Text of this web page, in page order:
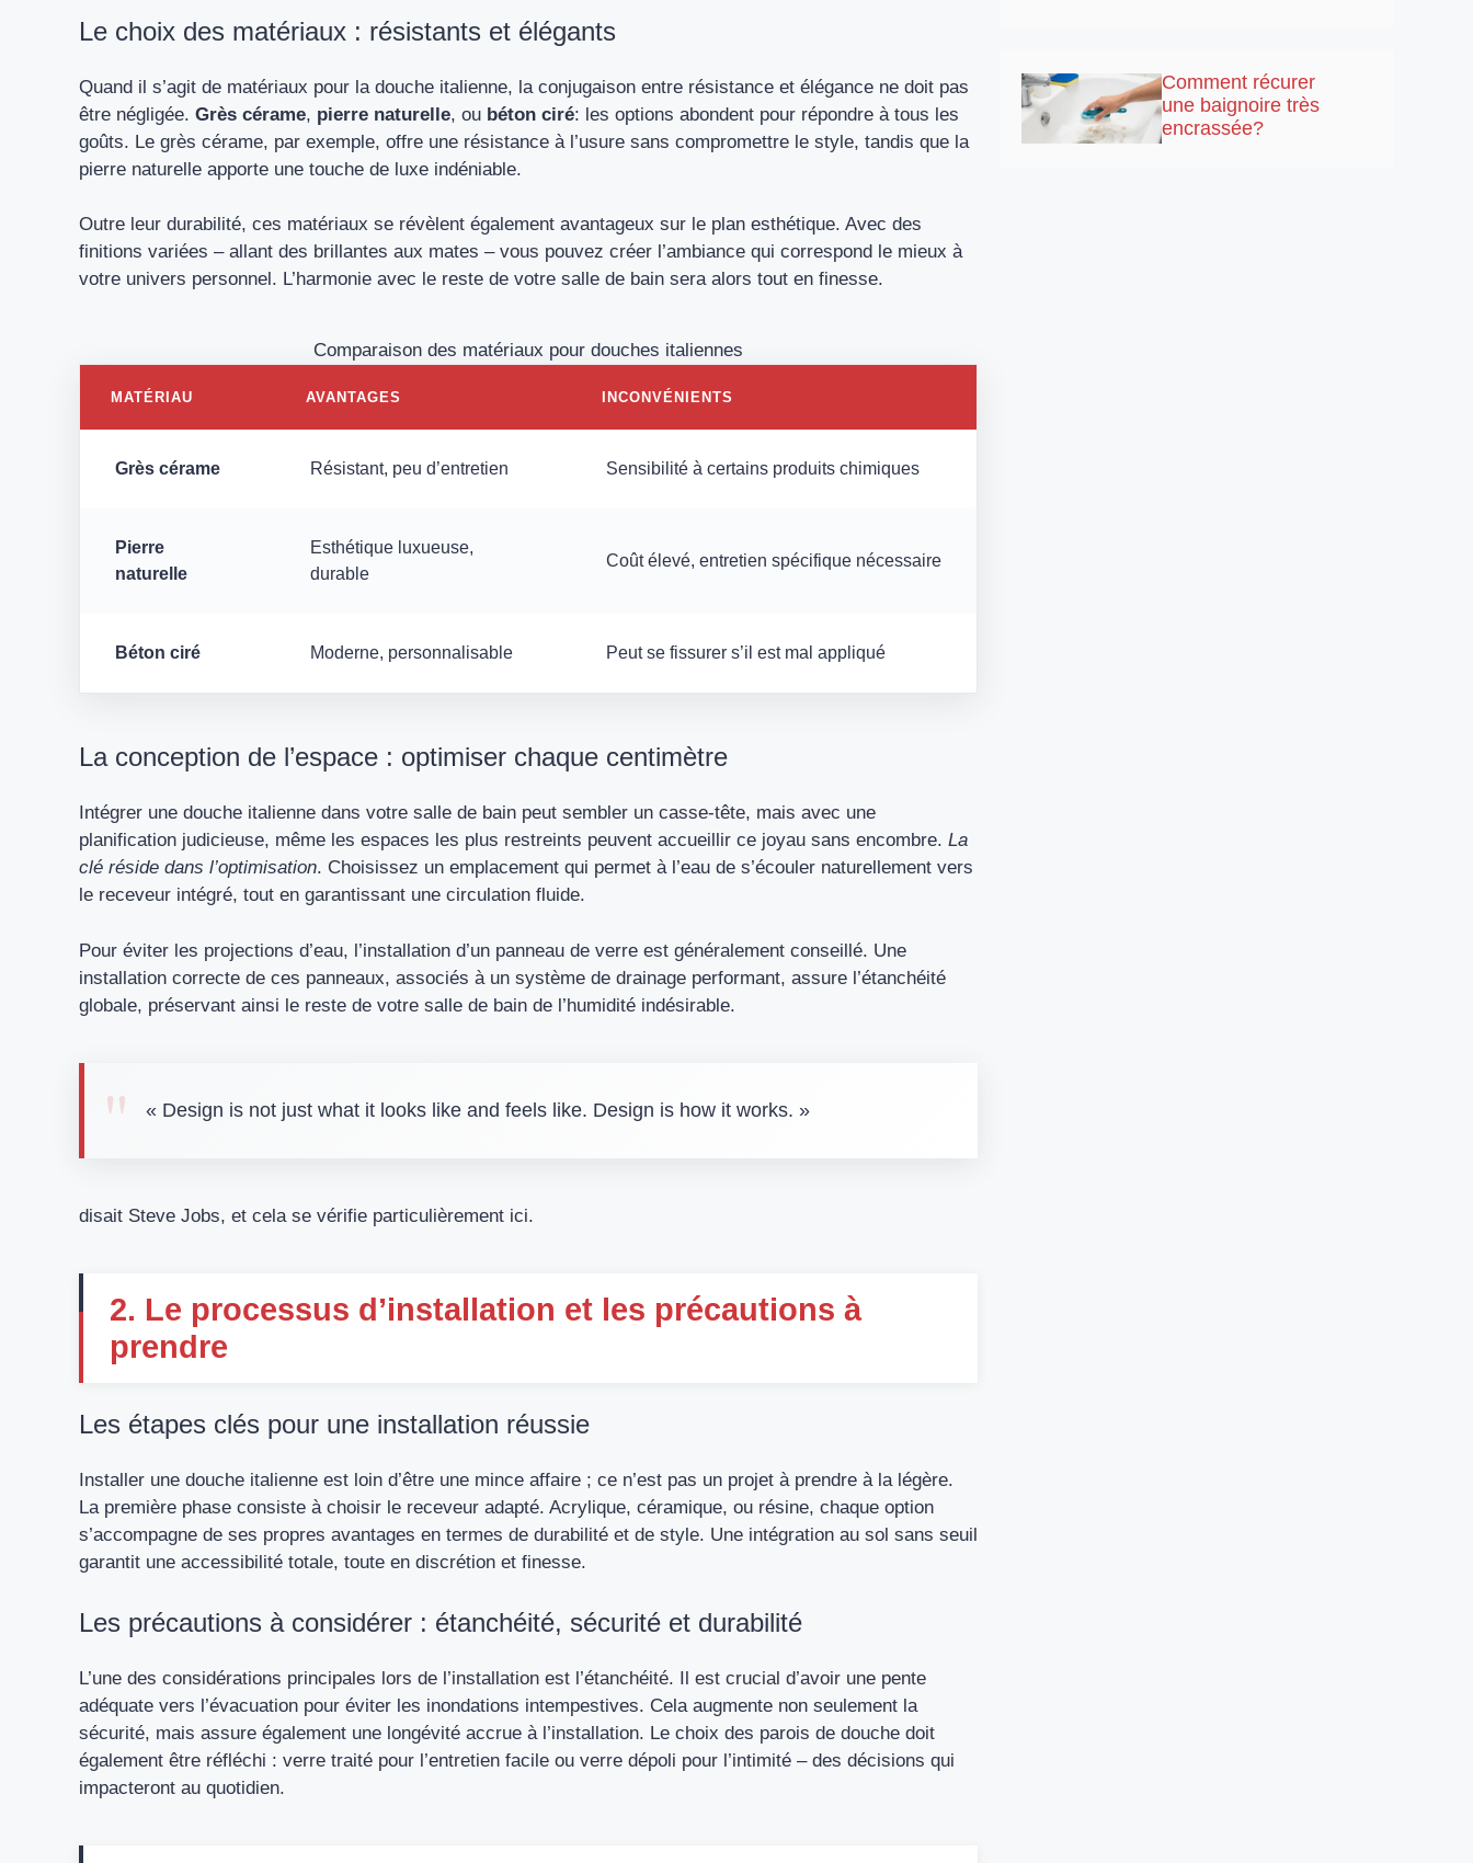
Le choix des matériaux : résistants et élégants
Quand il s’agit de matériaux pour la douche italienne, la conjugaison entre résistance et élégance ne doit pas
être négligée. Grès cérame, pierre naturelle, ou béton ciré: les options abondent pour répondre à tous les
goûts. Le grès cérame, par exemple, offre une résistance à l’usure sans compromettre le style, tandis que la
pierre naturelle apporte une touche de luxe indéniable.
Outre leur durabilité, ces matériaux se révèlent également avantageux sur le plan esthétique. Avec des
finitions variées – allant des brillantes aux mates – vous pouvez créer l’ambiance qui correspond le mieux à
votre univers personnel. L’harmonie avec le reste de votre salle de bain sera alors tout en finesse.
Comparaison des matériaux pour douches italiennes
MATÉRIAU AVANTAGES INCONVÉNIENTS
Grès cérame Résistant, peu d’entretien Sensibilité à certains produits chimiques
Pierre
naturelle
Esthétique luxueuse,
durable
Coût élevé, entretien spécifique nécessaire
Béton ciré Moderne, personnalisable Peut se fissurer s’il est mal appliqué
La conception de l’espace : optimiser chaque centimètre
Intégrer une douche italienne dans votre salle de bain peut sembler un casse-tête, mais avec une
planification judicieuse, même les espaces les plus restreints peuvent accueillir ce joyau sans encombre. La
clé réside dans l’optimisation. Choisissez un emplacement qui permet à l’eau de s’écouler naturellement vers
le receveur intégré, tout en garantissant une circulation fluide.
Pour éviter les projections d’eau, l’installation d’un panneau de verre est généralement conseillé. Une
installation correcte de ces panneaux, associés à un système de drainage performant, assure l’étanchéité
globale, préservant ainsi le reste de votre salle de bain de l’humidité indésirable.
« Design is not just what it looks like and feels like. Design is how it works. »
disait Steve Jobs, et cela se vérifie particulièrement ici.
2. Le processus d’installation et les précautions à
prendre
Les étapes clés pour une installation réussie
Installer une douche italienne est loin d’être une mince affaire ; ce n’est pas un projet à prendre à la légère.
La première phase consiste à choisir le receveur adapté. Acrylique, céramique, ou résine, chaque option
s’accompagne de ses propres avantages en termes de durabilité et de style. Une intégration au sol sans seuil
garantit une accessibilité totale, toute en discrétion et finesse.
Les précautions à considérer : étanchéité, sécurité et durabilité
L’une des considérations principales lors de l’installation est l’étanchéité. Il est crucial d’avoir une pente
adéquate vers l’évacuation pour éviter les inondations intempestives. Cela augmente non seulement la
sécurité, mais assure également une longévité accrue à l’installation. Le choix des parois de douche doit
également être réfléchi : verre traité pour l’entretien facile ou verre dépoli pour l’intimité – des décisions qui
impacteront au quotidien.
Comment récurer
une baignoire très
encrassée?